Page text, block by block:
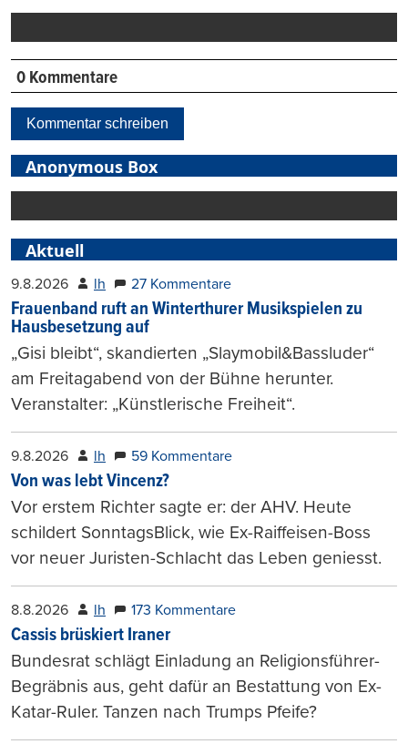
drucken
0 Kommentare
Kommentar schreiben
Anonymous Box
Aktuell
9.8.2026 lh 27 Kommentare
Frauenband ruft an Winterthurer Musikspielen zu
Hausbesetzung auf
„Gisi bleibt“, skandierten „Slaymobil&Bassluder“
am Freitagabend von der Bühne herunter.
Veranstalter: „Künstlerische Freiheit“.
9.8.2026 lh 59 Kommentare
Von was lebt Vincenz?
Vor erstem Richter sagte er: der AHV. Heute
schildert SonntagsBlick, wie Ex-Raiffeisen-Boss
vor neuer Juristen-Schlacht das Leben geniesst.
8.8.2026 lh 173 Kommentare
Cassis brüskiert Iraner
Bundesrat schlägt Einladung an Religionsführer-
Begräbnis aus, geht dafür an Bestattung von Ex-
Katar-Ruler. Tanzen nach Trumps Pfeife?